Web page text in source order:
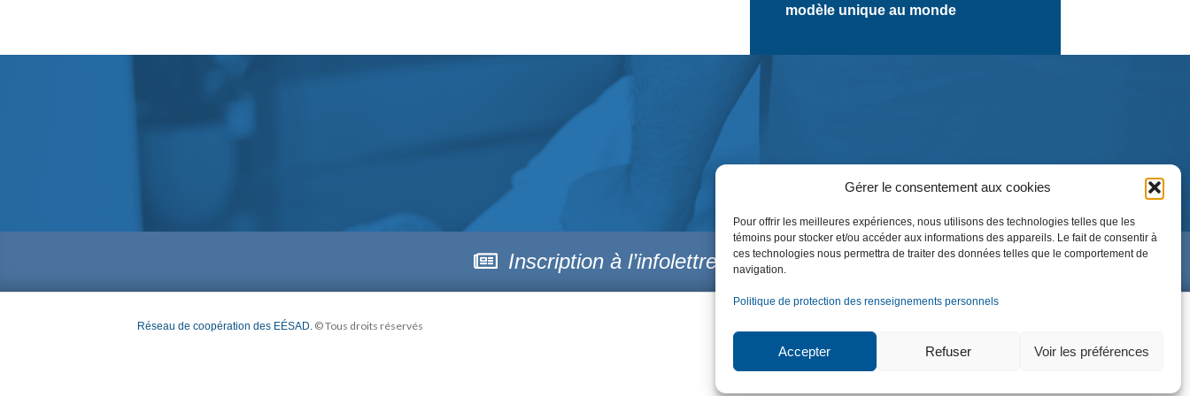
Gérer le consentement aux cookies
Pour offrir les meilleures expériences, nous utilisons des technologies telles que les
témoins pour stocker et/ou accéder aux informations des appareils. Le fait de consentir à
ces technologies nous permettra de traiter des données telles que le comportement de
navigation.
Politique de protection des renseignements personnels
Accepter Refuser Voir les préférences
modèle unique au monde
Inscription à l’infolettre
Réseau de coopération des EÉSAD. ©Tous droits réservés